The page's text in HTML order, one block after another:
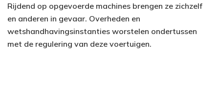
Rijdend op opgevoerde machines brengen ze zichzelf
en anderen in gevaar. Overheden en
wetshandhavingsinstanties worstelen ondertussen
met de regulering van deze voertuigen.